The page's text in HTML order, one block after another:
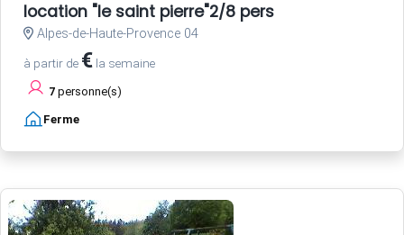
location "le saint pierre"2/8 pers
Alpes-de-Haute-Provence 04
à partir de € la semaine
7 personne(s)
Ferme